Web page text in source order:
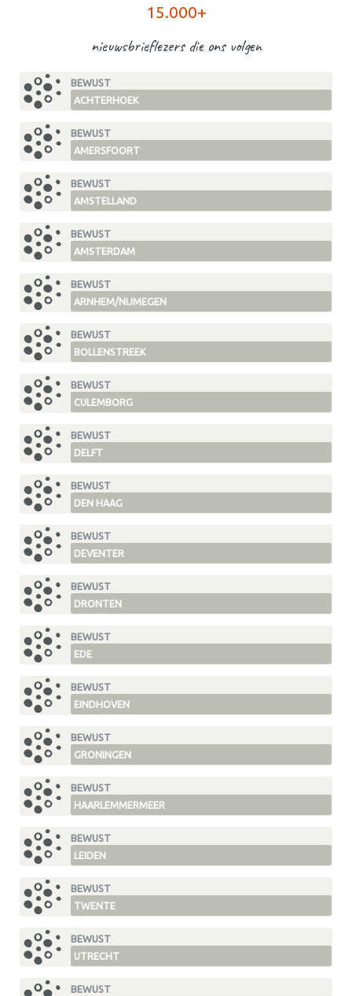
15.000+
nieuwsbrieflezers die ons volgen
BEWUST
ACHTERHOEK
BEWUST
AMERSFOORT
BEWUST
AMSTELLAND
BEWUST
AMSTERDAM
BEWUST
ARNHEM/NIJMEGEN
BEWUST
BOLLENSTREEK
BEWUST
CULEMBORG
BEWUST
DELFT
BEWUST
DEN HAAG
BEWUST
DEVENTER
BEWUST
DRONTEN
BEWUST
EDE
BEWUST
EINDHOVEN
BEWUST
GRONINGEN
BEWUST
HAARLEMMERMEER
BEWUST
LEIDEN
BEWUST
TWENTE
BEWUST
UTRECHT
BEWUST